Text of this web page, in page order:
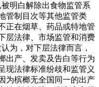
明白解除出食物监管系
管制目次等其他监管类
正在烟草、药品或特地管
层法律、市场监管和消费
为，对下层法律而言，
出产、发卖及告白等行为
现法律标准纷歧和监管义
为槟榔无全国同一的出产